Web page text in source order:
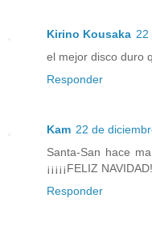
Kirino Kousaka 22
el mejor disco duro
Responder
Kam 22 de
Santa-San hace
¡¡¡¡¡FELIZ
Responder